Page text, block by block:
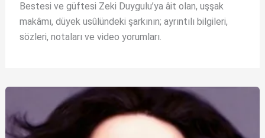
Bestesi ve güftesi Zeki Duygulu’ya âit olan, uşşak
makâmı, düyek usûlündeki şarkının; ayrıntılı bilgileri,
sözleri, notaları ve video yorumları.